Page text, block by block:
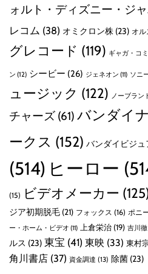
ォルト・ディズニー・ジ
レコム (38) オミクロン株 (23) オ
グレコード (119) ギャガ・コ
ン (12) シービー (26) ジェネオン (11) ソニ
ュージック (122) ノーブラン
チャーズ (61) バンダイ
ークス (152) バンダイビジュ
(514) ヒーロー
(15) ビデオメーカー
ジア初期脱毛 (21) フォックス (16) ポニ
ー・ホーム・ビデオ (11) 上倉栄治 (19) 吉川徹
ルス (23) 東宝 (41) 東映 (33) 東村
角川書店 (37) 資金調達 (13) 除菌 (23)